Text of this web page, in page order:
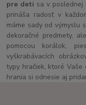
pre deti sa v poslednej
prináša radosť v
máme sady od výmyslu
dekoračné predmety,
pomocou korálok,
vyškrabávacích
typy hračiek, ktoré
hrania si odnesie aj